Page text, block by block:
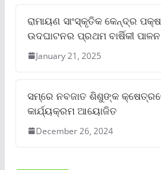
ରାମାୟଣ ସାଂସ୍କୃତିକ କେନ୍ଦ୍ର
ଉଦଘାଟନର ପ୍ରଥମ ବାର୍ଷିକୀ ପାଳନ
January 21, 2025
ସମ୍‌ରେ ନବଜାତ ଶିଶୁଙ୍କ
କାର୍ଯ୍ୟକ୍ରମ ଆୟୋଜିତ
December 26, 2024